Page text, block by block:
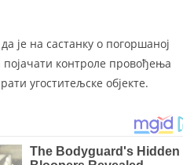
је на састанку о погоршаној
контроле провођења
угоститељске објекте.